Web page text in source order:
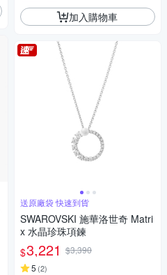
加入購物車
送原廠袋 快速到貨
SWAROVSKI 施華洛世奇 Matri
x 水晶珍珠項鍊
$3,221 $3,390
5 (2)